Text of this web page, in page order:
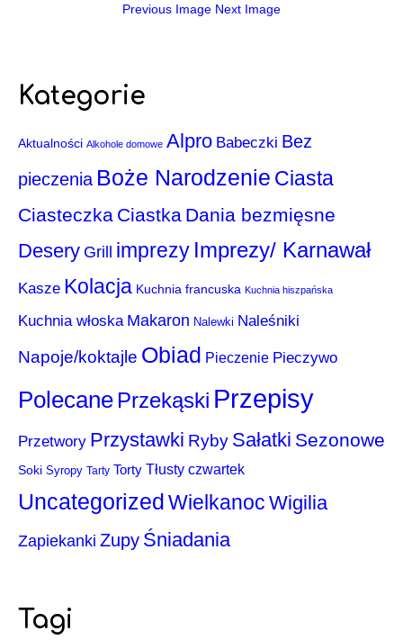
Previous Image Next Image
Kategorie
Aktualności Alkohole domowe Alpro Babeczki Bez
pieczenia Boże Narodzenie Ciasta
Ciasteczka Ciastka Dania bezmięsne
Desery Grill imprezy Imprezy/ Karnawał
Kasze Kolacja Kuchnia francuska Kuchnia hiszpańska
Kuchnia włoska Makaron Nalewki Naleśniki
Napoje/koktajle Obiad Pieczenie Pieczywo
Polecane Przekąski Przepisy
Przetwory Przystawki Ryby Sałatki Sezonowe
Soki Syropy Tarty Torty Tłusty czwartek
UncategorizedWielkanoc Wigilia
Zapiekanki Zupy Śniadania
Tagi